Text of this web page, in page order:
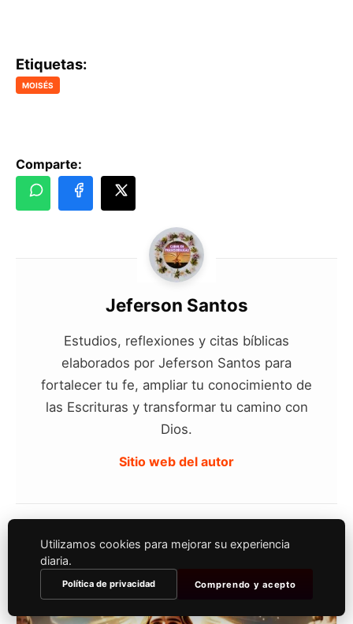
Etiquetas:
MOISÉS
Comparte:
Jeferson Santos
Estudios, reflexiones y citas bíblicas
elaborados por Jeferson Santos para
fortalecer tu fe, ampliar tu conocimiento de
las Escrituras y transformar tu camino con
Dios.
Sitio web del autor
También le puede interesar
Utilizamos cookies para mejorar su experiencia
diaria.
Política de privacidad Comprendo y acepto